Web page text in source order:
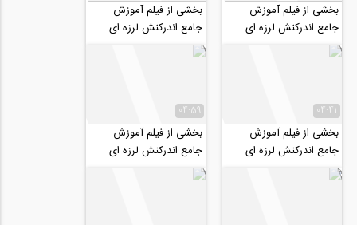
بخشی از فیلم آموزش
جامع اندرکنش لرزه ای
خاک-سازه و تحلیل پاسخ
ساختگاه
بخشی از فیلم آموزش
جامع اندرکنش لرزه ای
خاک-سازه و تحلیل پاسخ
ساختگاه
04:41
بخشی از فیلم آموزش
جامع اندرکنش لرزه ای
خاک-سازه و تحلیل پاسخ
ساختگاه
04:59
بخشی از فیلم آموزش
جامع اندرکنش لرزه ای
خاک-سازه و تحلیل پاسخ
ساختگاه